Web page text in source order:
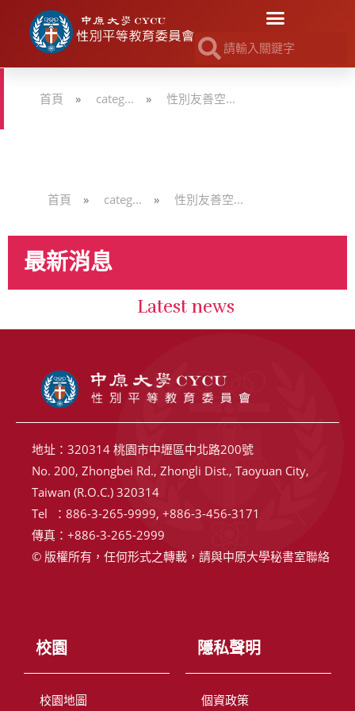
首頁 » categ... » 性別友善空...
首頁 » categ... » 性別友善空...
最新消息
Latest news
地址：320314 桃園市中壢區中北路200號
No. 200, Zhongbei Rd., Zhongli Dist., Taoyuan City,
Taiwan (R.O.C.) 320314
Tel ：886-3-265-9999, +886-3-456-3171
傳真：+886-3-265-2999
© 版權所有，任何形式之轉載，請與中原大學秘書室聯絡
校園
校園地圖
隱私聲明
個資政策